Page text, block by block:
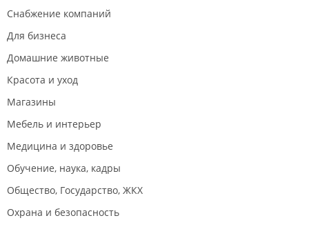
Снабжение компаний
Для бизнеса
Домашние животные
Красота и уход
Магазины
Мебель и интерьер
Медицина и здоровье
Обучение, наука, кадры
Общество, Государство, ЖКХ
Охрана и безопасность